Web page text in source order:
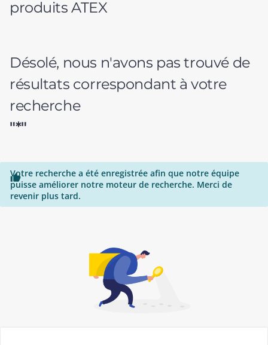
produits ATEX
Désolé, nous n'avons pas trouvé de
résultats correspondant à votre
recherche
"*"

Votre recherche a été enregistrée afin que notre équipe
puisse améliorer notre moteur de recherche. Merci de
revenir plus tard.